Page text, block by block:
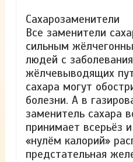
Сахарозаменители
Все заменители
сильным
людей с
жёлчевыводящих
сахара могут
болезни. А в
заменитель сахара
принимает всерьёз
«нулём калорий»
предстательная